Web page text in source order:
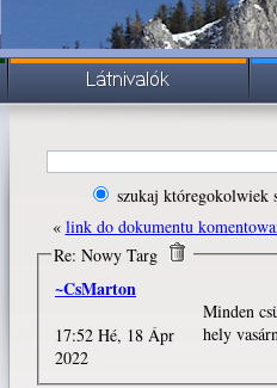
szukaj któregokolwiek
« link do dokumentu
Re: Nowy Targ
~CsMarton
17:52 Hé, 18 Ápr
2022
Minden
hely